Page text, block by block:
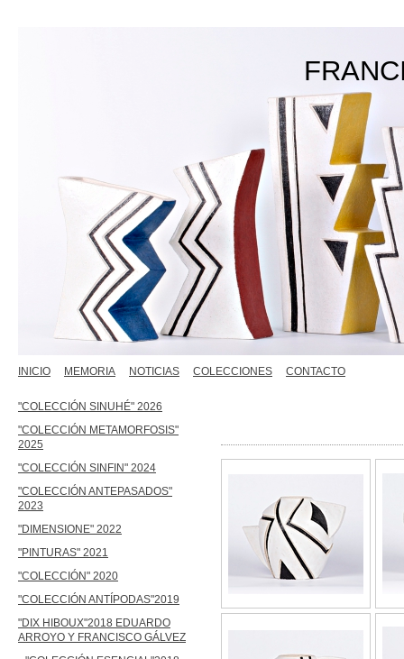
INICIO MEMORIA NOTICIAS COLECCIONES CONTACTO
"COLECCIÓN SINUHÉ" 2026
"COLECCIÓN METAMORFOSIS"
2025
"COLECCIÓN SINFIN" 2024
"COLECCIÓN ANTEPASADOS"
2023
"DIMENSIONE" 2022
"PINTURAS" 2021
"COLECCIÓN" 2020
"COLECCIÓN ANTÍPODAS"2019
"DIX HIBOUX"2018 EDUARDO
ARROYO Y FRANCISCO GÁLVEZ